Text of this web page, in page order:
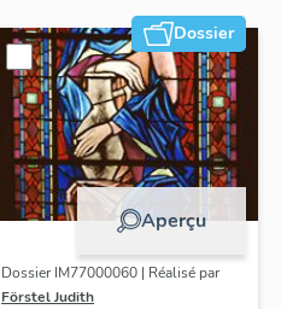
Dossier
Aperçu
Dossier IM77000060 | Réalisé par
Förstel Judith